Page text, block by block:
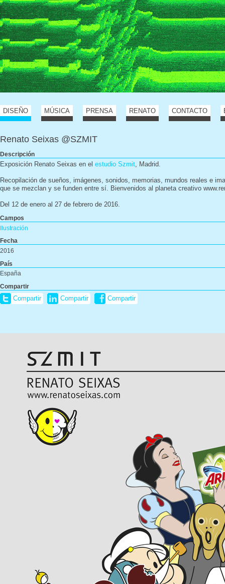
DISEÑO MÚSICA PRENSA RENATO CONTACTO
Renato Seixas @SZMIT
Descripción
Exposición Renato Seixas en el estudio Szmit, Madrid.
Recopilación de sueños, imágenes, sonidos, memorias, mundos reales e
que se mezclan y se funden entre sí. Bienvenidos al planeta creativo
Del 12 de enero al 27 de febrero de 2016.
Campos
Ilustración
Fecha
2016
País
España
Compartir
Compartir Compartir Compartir